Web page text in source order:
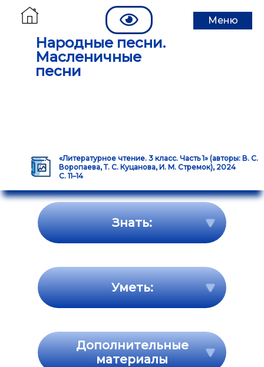
Народные песни.
Масленичные
песни
Меню
«Литературное чтение. 3 класс. Часть 1» (авторы: В. С.
Воропаева, Т. С. Куцанова, И. М. Стремок), 2024
С. 11–14
Знать:
Уметь:
Дополнительные
материалы